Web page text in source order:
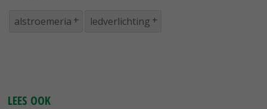
alstroemeria ledverlichting
LEES OOK